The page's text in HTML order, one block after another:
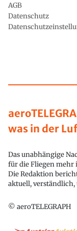
was in der
Das unabhängige
für die Fliegen mehr
Die Redaktion
aktuell, verständlich,
© aeroTELEGRAPH
AGB
Datenschutz